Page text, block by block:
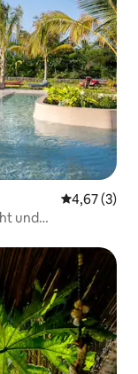
4,67 (3)
und